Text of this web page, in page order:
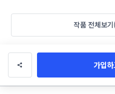
작품 전체보
가입